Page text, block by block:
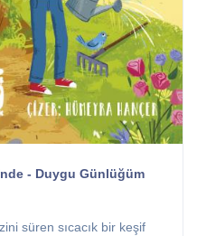
- Duygu Günlüğüm
süren sıcacık bir keşif